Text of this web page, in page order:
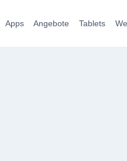
Apps Angebote Tablets